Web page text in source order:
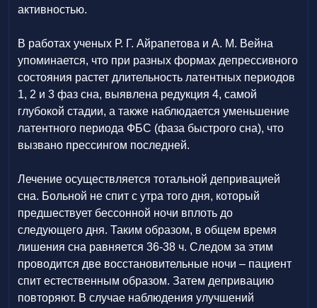
активностью.
В работах ученых Р. Г. Айрапетова и А. М. Вейна
упоминается, что при разных формах депрессивного
состояния растет длительность латентных периодов
1, 2 и 3 фаз сна, выявлена редукция 4, самой
глубокой стадии, а также наблюдается уменьшение
латентного периода ФБС (фаза быстрого сна), что
вызвано прессингом последней.
Лечение осуществляется тотальной депривацией
сна. Больной не спит с утра того дня, который
предшествует бессонной ночи вплоть до
следующего дня. Таким образом, в общем время
лишения сна равняется 36-38 ч. Следом за этим
проводится две восстановительные ночи – пациент
спит естественным образом. Затем депривацию
повторяют. В случае наблюдения улучшений